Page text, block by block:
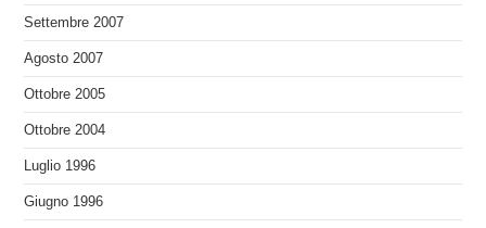
Settembre 2007
Agosto 2007
Ottobre 2005
Ottobre 2004
Luglio 1996
Giugno 1996